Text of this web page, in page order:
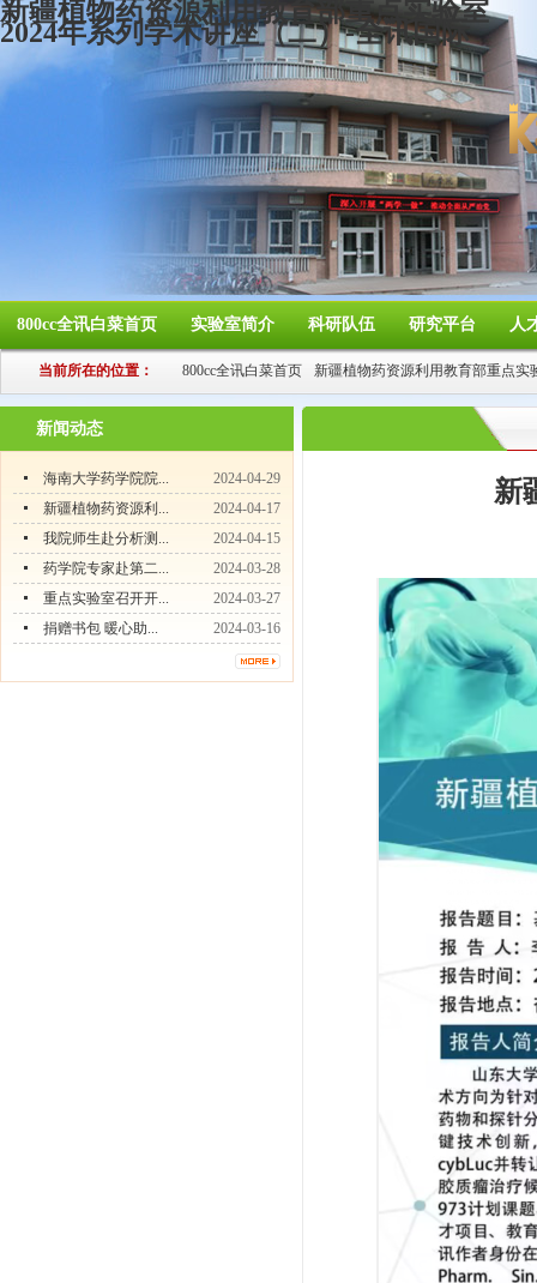
新疆植物药资源利用教育部重点实验室
2024年系列学术讲座（二）-全讯国际
800cc全讯白菜首页 实验室简介 科研队伍 研究平台 人
当前所在的位置： 800cc全讯白菜首页 新疆植物药资源利用教育部重点实
新闻动态
海南大学药学院院...
2024-04-29
新疆植物药资源利...
2024-04-17
我院师生赴分析测...
2024-04-15
药学院专家赴第二...
2024-03-28
重点实验室召开开...
2024-03-27
捐赠书包 暖心助...
2024-03-16
新